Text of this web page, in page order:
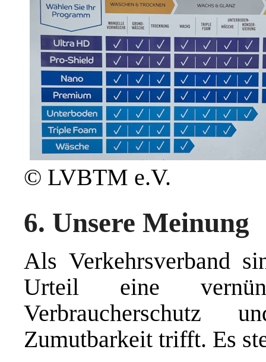
© LVBTM e.V.
6. Unsere Meinung
Als Verkehrsverband
Urteil eine
Verbraucherschutz
Zumutbarkeit trifft. Es